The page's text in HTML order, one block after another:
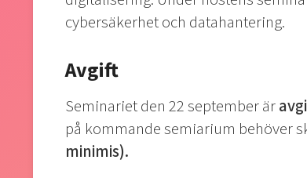
cybersäkerhet och datahantering.
Avgift
Seminariet den 22 september är
på kommande semiarium behöver
minimis).